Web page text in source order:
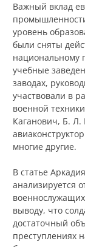
Важный вклад
уровень
были сняты
национальному
учебные
заводах,
участвовали в
военной
Каганович, Б.
многие другие.
В статье
анализируется
выводу, что
достаточный
преступлениях